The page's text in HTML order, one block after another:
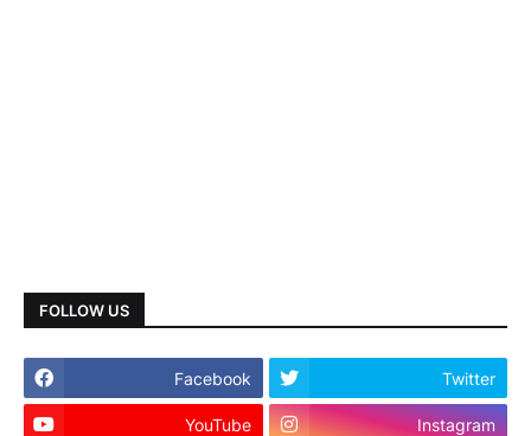
FOLLOW US
Facebook Twitter
YouTube Instagram